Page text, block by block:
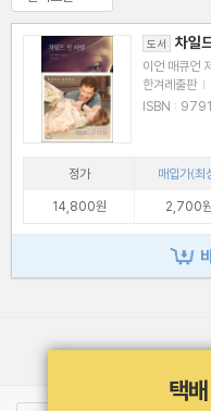
도서 차일
이언 매큐언
한겨레출판 |
정가 매입가(최
14,800원
2,700원
택